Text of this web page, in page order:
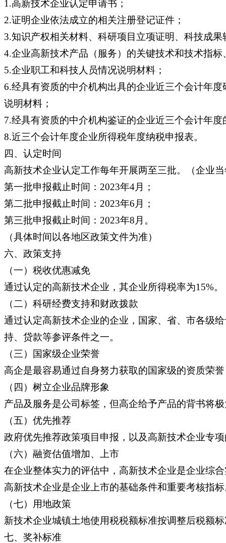
1.高新技术企业认定申请书；
2.证明企业依法成立的相关注册登记证件；
3.知识产权相关材料、科研项目立项证明、科技成
4.企业高新技术产品（服务）的关键技术和技术指
5.企业职工和科技人员情况说明材料；
6.经具有资质的中介机构出具的企业近三个会计年
说明材料；
7.经具有资质的中介机构鉴证的企业近三个会计年
8.近三个会计年度企业所得税年度纳税申报表。
四、认定时间
高新技术企业认定工作每年开展两至三批。（企业
第一批申报截止时间：2023年4月；
第二批申报截止时间：2023年6月；
第三批申报截止时间：2023年8月。
（具体时间以各地区政策文件为准）
六、政策支持
（一）税收优惠减免
通过认定的高新技术企业，其企业所得税率为15%。
（二）科研经费支持和财政拨款
通过认定高新技术企业的企业，国家、省、市各级
持、贷款等参评条件之一。
（三）国家级企业荣誉
高企是最容易通过自身努力获取的国家级的资质荣
（四）树立企业品牌形象
产品及服务是公司标签，但高企给予产品的背书将
（五）优先推荐
政府优先推荐政策项目申报，以及高新技术企业专
（六）融资估值增加、上市
在企业整体实力的评估中，高新技术企业是企业综
高新技术企业是企业上市的基础条件和重要考核指
（七）用地政策
新技术企业城镇土地使用税税额标准按调整后税额
七、奖补标准